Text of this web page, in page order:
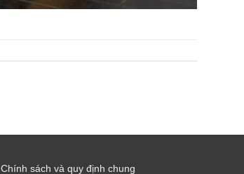
Chính sách và quy định chung